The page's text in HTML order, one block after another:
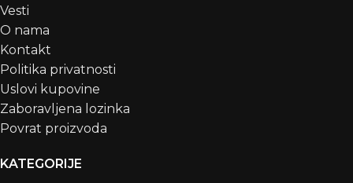
Vesti
O nama
Kontakt
Politika privatnosti
Uslovi kupovine
Zaboravljena lozinka
Povrat proizvoda
KATEGORIJE